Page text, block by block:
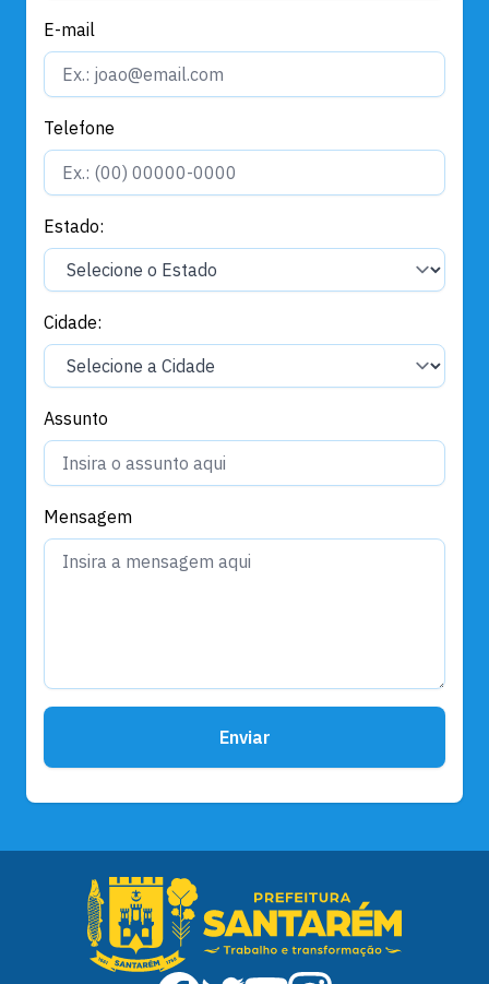
E-mail
Telefone
Estado:
Cidade:
Assunto
Mensagem
Enviar